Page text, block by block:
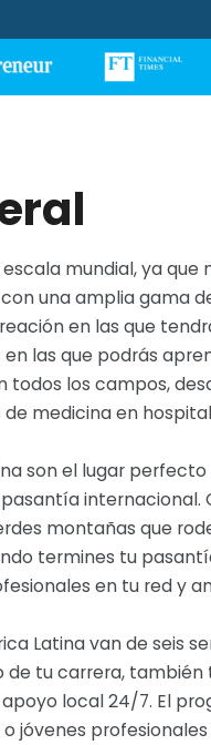
mundial, ya
una amplia gama
en las que
las que podrás
los campos,
medicina en
son el lugar
montañas que
termines tu
en tu red y
Latina van de seis
tu carrera,
local 24/7. El
jóvenes